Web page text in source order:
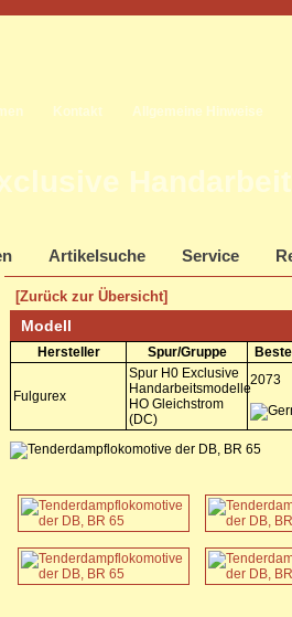
Kontakt Allgemeine Hinweise
Artikelsuche Service
[Zurück zur Übersicht]
Modell
Hersteller Spur/Gruppe
Fulgurex
Spur H0 Exclusive
Handarbeitsmodelle
HO Gleichstrom
(DC)
2073